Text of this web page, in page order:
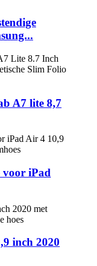
A7 lite 8,7
voor iPad
inch 2020